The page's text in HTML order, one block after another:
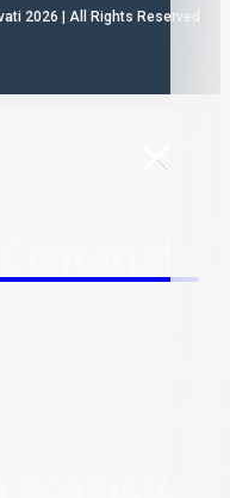
2026 | All Rights Reserved